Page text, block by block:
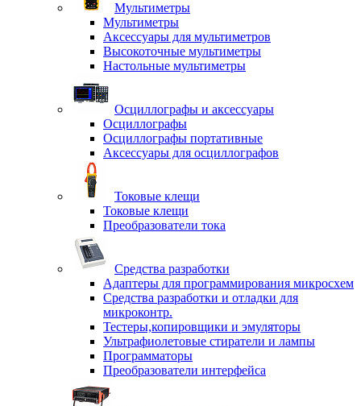
Мультиметры
Мультиметры
Аксессуары для мультиметров
Высокоточные мультиметры
Настольные мультиметры
Осциллографы и аксессуары
Осциллографы
Осциллографы портативные
Аксессуары для осциллографов
Токовые клещи
Токовые клещи
Преобразователи тока
Средства разработки
Адаптеры для программирования микросхем
Средства разработки и отладки для
микроконтр.
Тестеры,копировщики и эмуляторы
Ультрафиолетовые стиратели и лампы
Программаторы
Преобразователи интерфейса